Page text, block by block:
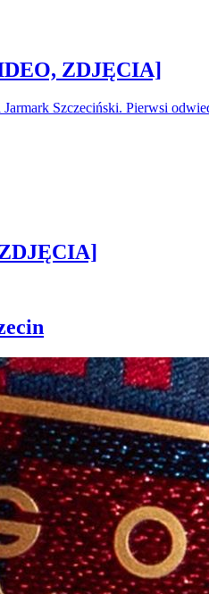
ZDJĘCIA]
Jarmark Szczeciński. Pierwsi